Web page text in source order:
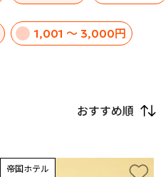
1,001 ～ 3,000円
おすすめ順
帝国ホテル